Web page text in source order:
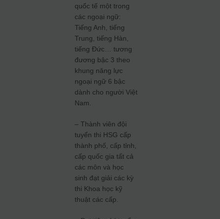
quốc tế một trong
các ngoại ngữ:
Tiếng Anh, tiếng
Trung, tiếng Hàn,
tiếng Đức… tương
đương bậc 3 theo
khung năng lực
ngoại ngữ 6 bậc
dành cho người Việt
Nam.
– Thành viên đội
tuyển thi HSG cấp
thành phố, cấp tỉnh,
cấp quốc gia tất cả
các môn và học
sinh đạt giải các kỳ
thi Khoa học kỹ
thuật các cấp.